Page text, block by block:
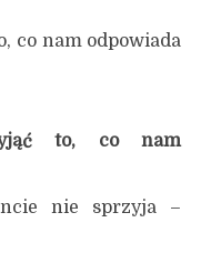
co nam odpowiada
to, co nam
nie sprzyja –